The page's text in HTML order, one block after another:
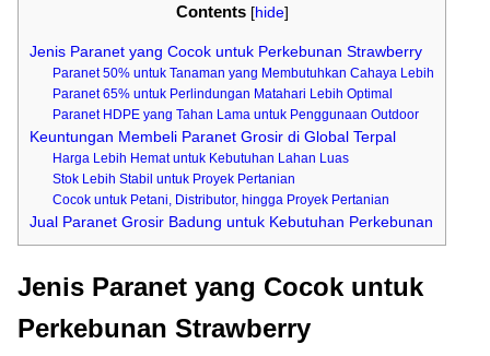
Contents [hide]
Jenis Paranet yang Cocok untuk Perkebunan Strawberry
Paranet 50% untuk Tanaman yang Membutuhkan Cahaya Lebih
Paranet 65% untuk Perlindungan Matahari Lebih Optimal
Paranet HDPE yang Tahan Lama untuk Penggunaan Outdoor
Keuntungan Membeli Paranet Grosir di Global Terpal
Harga Lebih Hemat untuk Kebutuhan Lahan Luas
Stok Lebih Stabil untuk Proyek Pertanian
Cocok untuk Petani, Distributor, hingga Proyek Pertanian
Jual Paranet Grosir Badung untuk Kebutuhan Perkebunan
Jenis Paranet yang Cocok untuk
Perkebunan Strawberry